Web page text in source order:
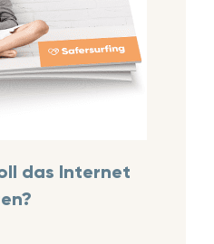
das Internet